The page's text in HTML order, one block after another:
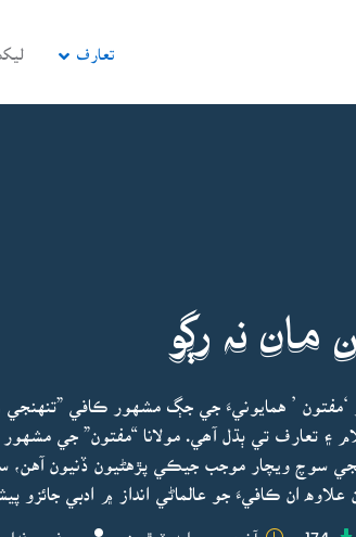
تعارف
مان نہ رڳو
‘مفتون ’ همايونيءَ جي جڳ مشهور ڪافي ”تنهنجي
۽ تعارف تي ٻڌل آھي. مولانا “مفتون” جي
سوچ ويچار موجب جيڪي پڙهڻيون ڏنيون
علاوه ان ڪافيءَ جو عالماڻي انداز ۾ ادبي جائزو
174 آخري ڀيرو اپڊيٽ ٿيو: پروفيسر فدا